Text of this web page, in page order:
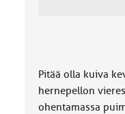
Pitää olla kuiva
hernepellon
ohentamassa